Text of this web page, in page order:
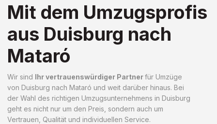
Mit dem Umzugsprofis
aus Duisburg nach
Mataró
Wir sind Ihr vertrauenswürdiger Partnerfür Umzüge
von Duisburg nach Mataró und weit darüber hinaus. Bei
der Wahl des richtigen Umzugsunternehmens in Duisburg
geht es nicht nur um den Preis, sondern auch um
Vertrauen, Qualität und individuellen Service.